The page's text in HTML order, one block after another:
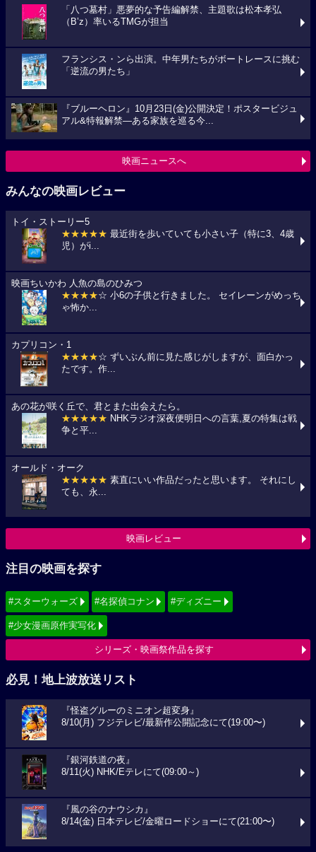
「八つ墓村」悪夢的な予告編解禁、主題歌は松本孝弘
（B’z）率いるTMGが担当
フランシス・ンら出演。中年男たちがボートレースに挑む
「逆流の男たち」
『ブルーヘロン』10月23日(金)公開決定！ポスタービジュ
アル&特報解禁―ある家族を巡る今...
映画ニュースへ
みんなの映画レビュー
トイ・ストーリー5
★★★★★ 最近街を歩いていても小さい子（特に3、4歳
児）がi...
映画ちいかわ 人魚の島のひみつ
★★★★☆ 小6の子供と行きました。 セイレーンがめっち
ゃ怖か...
カプリコン・1
★★★★☆ ずいぶん前に見た感じがしますが、面白かっ
たです。作...
あの花が咲く丘で、君とまた出会えたら。
★★★★★ NHKラジオ深夜便明日への言葉,夏の特集は戦
争と平...
オールド・オーク
★★★★★ 素直にいい作品だったと思います。 それにし
ても、永...
映画レビュー
注目の映画を探す
#スターウォーズ #名探偵コナン #ディズニー
#少女漫画原作実写化
シリーズ・映画祭作品を探す
必見！地上波放送リスト
『怪盗グルーのミニオン超変身』
8/10(月) フジテレビ/最新作公開記念にて(19:00〜)
『銀河鉄道の夜』
8/11(火) NHK/Eテレにて(09:00～)
『風の谷のナウシカ』
8/14(金) 日本テレビ/金曜ロードショーにて(21:00〜)